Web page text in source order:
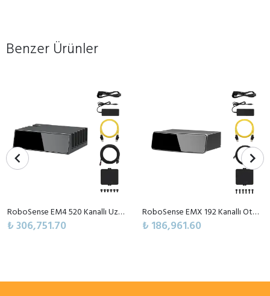
Benzer Ürünler
RoboSense EM4 520 Kanallı Uzun Menzilli Otomotiv Dijital LiDAR Sensörü
₺ 306,751.70
RoboSense EMX 192 Kanallı Otomotiv Sınıfı Yüksek Performanslı Dijital LiDAR Sensörü
₺ 186,961.60